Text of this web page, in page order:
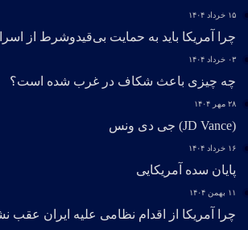
۱۵ خرداد ۱۴۰۴
چرا آمریکا باید به حمایت بی‌قیدوشرط از
۰۳ خرداد ۱۴۰۴
چه چیزی باعث شکاف در غرب شده است؟
۲۸ مهر ۱۴۰۴
(JD Vance) جی دی ونس
۱۶ خرداد ۱۴۰۴
پایان سده آمریکایی
۱۱ بهمن ۱۴۰۴
چرا آمریکا از اقدام نظامی علیه ایران